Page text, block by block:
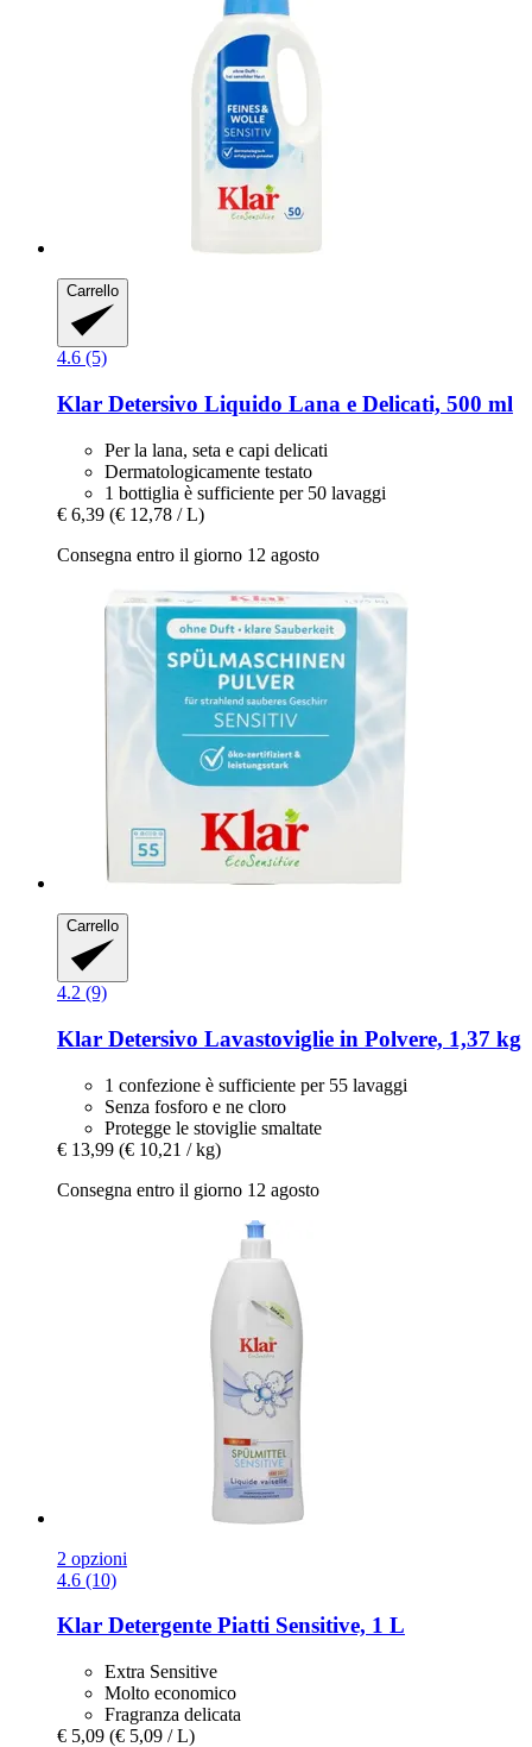
Carrello
4.6 (5)
Klar Detersivo Liquido Lana e Delicati, 500 ml
Per la lana, seta e capi delicati
Dermatologicamente testato
1 bottiglia è sufficiente per 50 lavaggi
€ 6,39 (€ 12,78 / L)
Consegna entro il giorno 12 agosto
Carrello
4.2 (9)
Klar Detersivo Lavastoviglie in Polvere, 1,37 kg
1 confezione è sufficiente per 55 lavaggi
Senza fosforo e ne cloro
Protegge le stoviglie smaltate
€ 13,99 (€ 10,21 / kg)
Consegna entro il giorno 12 agosto
2 opzioni
4.6 (10)
Klar Detergente Piatti Sensitive, 1 L
Extra Sensitive
Molto economico
Fragranza delicata
€ 5,09 (€ 5,09 / L)